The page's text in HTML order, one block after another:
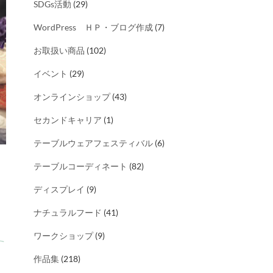
SDGs活動 (29)
WordPress ＨＰ・ブログ作成 (7)
お取扱い商品 (102)
イベント (29)
オンラインショップ(43)
セカンドキャリア (1)
テーブルウェアフェスティバル (6)
テーブルコーディネート (82)
ディスプレイ (9)
ナチュラルフード (41)
ワークショップ(9)
作品集 (218)